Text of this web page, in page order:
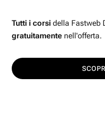
Tutti i corsi della Fastweb
gratuitamente nell'offerta.